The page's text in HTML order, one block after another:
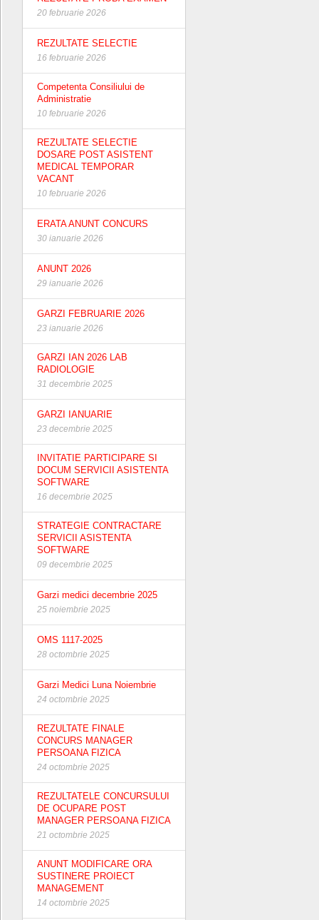
20 februarie 2026
REZULTATE SELECTIE
16 februarie 2026
Competenta Consiliului de
Administratie
10 februarie 2026
REZULTATE SELECTIE
DOSARE POST ASISTENT
MEDICAL TEMPORAR
VACANT
10 februarie 2026
ERATA ANUNT CONCURS
30 ianuarie 2026
ANUNT 2026
29 ianuarie 2026
GARZI FEBRUARIE 2026
23 ianuarie 2026
GARZI IAN 2026 LAB
RADIOLOGIE
31 decembrie 2025
GARZI IANUARIE
23 decembrie 2025
INVITATIE PARTICIPARE SI
DOCUM SERVICII ASISTENTA
SOFTWARE
16 decembrie 2025
STRATEGIE CONTRACTARE
SERVICII ASISTENTA
SOFTWARE
09 decembrie 2025
Garzi medici decembrie 2025
25 noiembrie 2025
OMS 1117-2025
28 octombrie 2025
Garzi Medici Luna Noiembrie
24 octombrie 2025
REZULTATE FINALE
CONCURS MANAGER
PERSOANA FIZICA
24 octombrie 2025
REZULTATELE CONCURSULUI
DE OCUPARE POST
MANAGER PERSOANA FIZICA
21 octombrie 2025
ANUNT MODIFICARE ORA
SUSTINERE PROIECT
MANAGEMENT
14 octombrie 2025